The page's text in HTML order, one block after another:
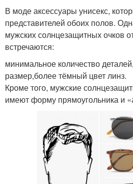
В моде аксессуары унисекс,
представителей обоих полов.
мужских солнцезащитных очков
встречаются:
минимальное количество
размер,более тёмный цвет линз.
Кроме того, мужские
имеют форму прямоугольника и